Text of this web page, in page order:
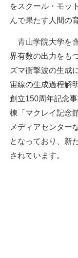
をスクール・モッ
んで果たす人間の
青山学院大学を
界有数の出力をも
ズマ衝撃波の生成
宙線の生成過程解
創立150周年記念
棟「マクレイ記念
メディアセンター
となっており、新
されています。